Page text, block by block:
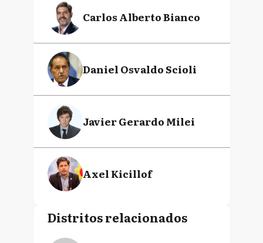
Carlos Alberto Bianco
Daniel Osvaldo Scioli
Javier Gerardo Milei
Axel Kicillof
Distritos relacionados